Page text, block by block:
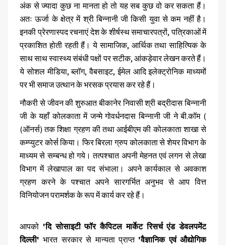
अंक से ज्यादा कुछ ना मानता हो तो यह सब कुछ वो कर सकता हैं।
अतः ऊर्जा के क्षेत्र में श्री बिन्नानी जी किसी युवा से कम नहीं है।
इनकी प्रेरणास्पद रचनाएं देश के शीर्षस्थ समाचारपत्रों, पत्रिकाओं में
प्रकाशित होती रहती हैं। ये सामाजिक, आर्थिक तथा साहित्यिक के
साथ साथ स्वास्थ्य संबंधी पक्षों पर सटीक, आंकड़ेवार लेखन करते हैं।
ये सोशल मीडिया, ब्लॉग, वैबसाइट, ईमेल आदि इलेक्ट्रोनिक माध्यमों
पर भी समाज उत्थान के भरसक प्रयास कर रहे हैं।
नौकरी से जीवन की शुरुआत बीकानेर निवासी श्री बद्रीदास बिन्नानी
जी के यहाँ कोलकाता में जन्मे गोवर्धनदास बिन्नानी जी ने बी.कॉम (
(ऑनर्स) तक शिक्षा ग्रहण की तथा आईबीएम की कोलकाता शाखा से
कम्प्युटर कोर्स किया। फिर बिरला ग्रुप कोलकाता से शेयर विभाग के
माध्यम से सम्बन्ध हो गये। तत्पश्चात अपनी मेहनत एवं लगन से लेखा
विभाग में लेखापाल का पद संभाला। अपने कार्यकाल से अवकाश
ग्रहण करने के पश्चात अपने सारगर्भित अनुभव से आप वित्त
विनियोजन परामर्शक के रूप में कार्य कर रहे हैं।
आपको 'दि सोसाइटी फॉर कैपिटल मार्केट रिसर्च एंड डेवलपमेंट
दिल्ली' भारत सरकार से मान्यता प्राप्त 'वैज्ञानिक एवं औद्योगिक